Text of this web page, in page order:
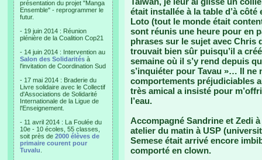
présentation du projet "Manga
Ensemble" - reprogrammer le
futur.
- 19 juin 2014 : Réunion
plénière de la Coalition Cop21
- 14 juin 2014 : Intervention au
Salon des Solidarités à
l'invitation de Coordination Sud
- 17 mai 2014 : Braderie du
Livre solidaire avec le Collectif
d'Associations de Solidarité
Internationale de la Ligue de
l'Enseignement.
- 11 avril 2014 : La Foulée du
10e - 10 écoles, 55 classes,
soit près de 2000 élèves de
primaire courent pour
Tuvalu
était installée à la table d’à
Loto (tout le monde était
sont réunis une heure pour en
phrases sur le sujet avec Chris
trouvait bien sûr puisqu’il a
semaine où il s’y rend depuis
s’inquiéter pour Tavau »… Il ne
comportements préjudiciables
très amical a insisté pour
l’eau.
Accompagné Sandrine et Zedi
atelier du matin à USP
Semese était arrivé encore
comporté en clown.